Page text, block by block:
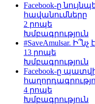
Facebook-ը
հավանումները
2 րոպե
Խմբագրություն
#SaveAmulsar.
13 րոպե
Խմբագրություն
Facebook-ը
4 րոպե
Խմբագրություն